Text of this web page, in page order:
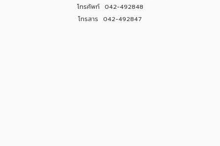
โทรศัพท์ 042-492848
โทรสาร 042-492847